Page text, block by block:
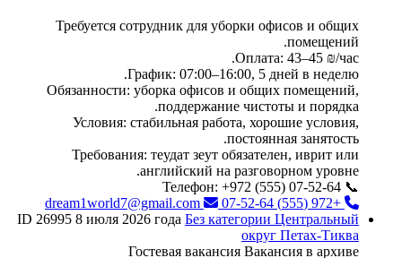
Требуется сотрудник для уборки офисов и общих
помещений.
Оплата: 43–45 ₪/час.
График: 07:00–16:00, 5 дней в неделю.
Обязанности: уборка офисов и общих помещений,
поддержание чистоты и порядка.
Условия: стабильная работа, хорошие условия,
постоянная занятость.
Требования: теудат зеут обязателен, иврит или
английский на разговорном уровне.
📞 Телефон: +972 (555) 07-52-64
+972 (555) 07-52-64
ID 26995 8 июля 2026 года Без категории Центральный
округ Петах-Тиква
Гостевая вакансия Вакансия в архиве